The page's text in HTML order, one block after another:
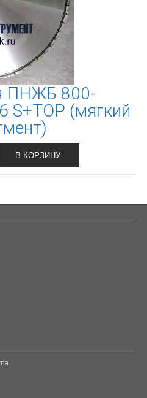
ПНЖБ 800-
S+TOP (мягкий
В КОРЗИНУ